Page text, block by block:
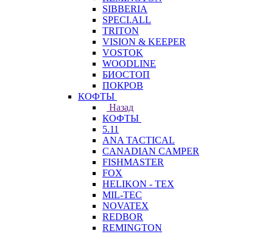
SIBBERIA
SPECI.ALL
TRITON
VISION & KEEPER
VOSTOK
WOODLINE
БИОСТОП
ПОКРОВ
КОФТЫ
Назад
КОФТЫ
5.11
ANA TACTICAL
CANADIAN CAMPER
FISHMASTER
FOX
HELIKON - TEX
MIL-TEC
NOVATEX
REDBOR
REMINGTON